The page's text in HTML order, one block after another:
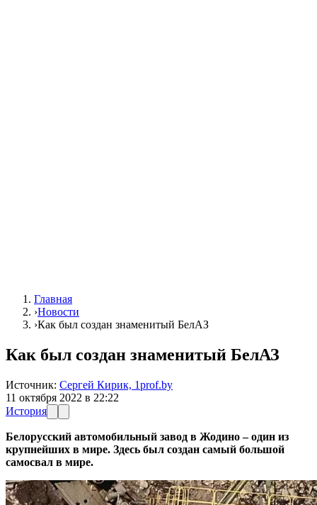
Главная
›Новости
›Как был создан знаменитый БелАЗ
Как был создан знаменитый БелАЗ
Источник: Сергей Кирик, 1prof.by
11 октября 2022 в 22:22
История
Белорусский автомобильный завод в Жодино – один из
крупнейших в мире. Здесь был создан самый большой
самосвал в мире.